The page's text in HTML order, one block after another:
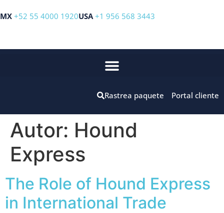
MX +52 55 4000 1920USA +1 956 568 3443
Portal cliente
Rastrea paquete
Autor: Hound
Express
The Role of Hound Express
in International Trade